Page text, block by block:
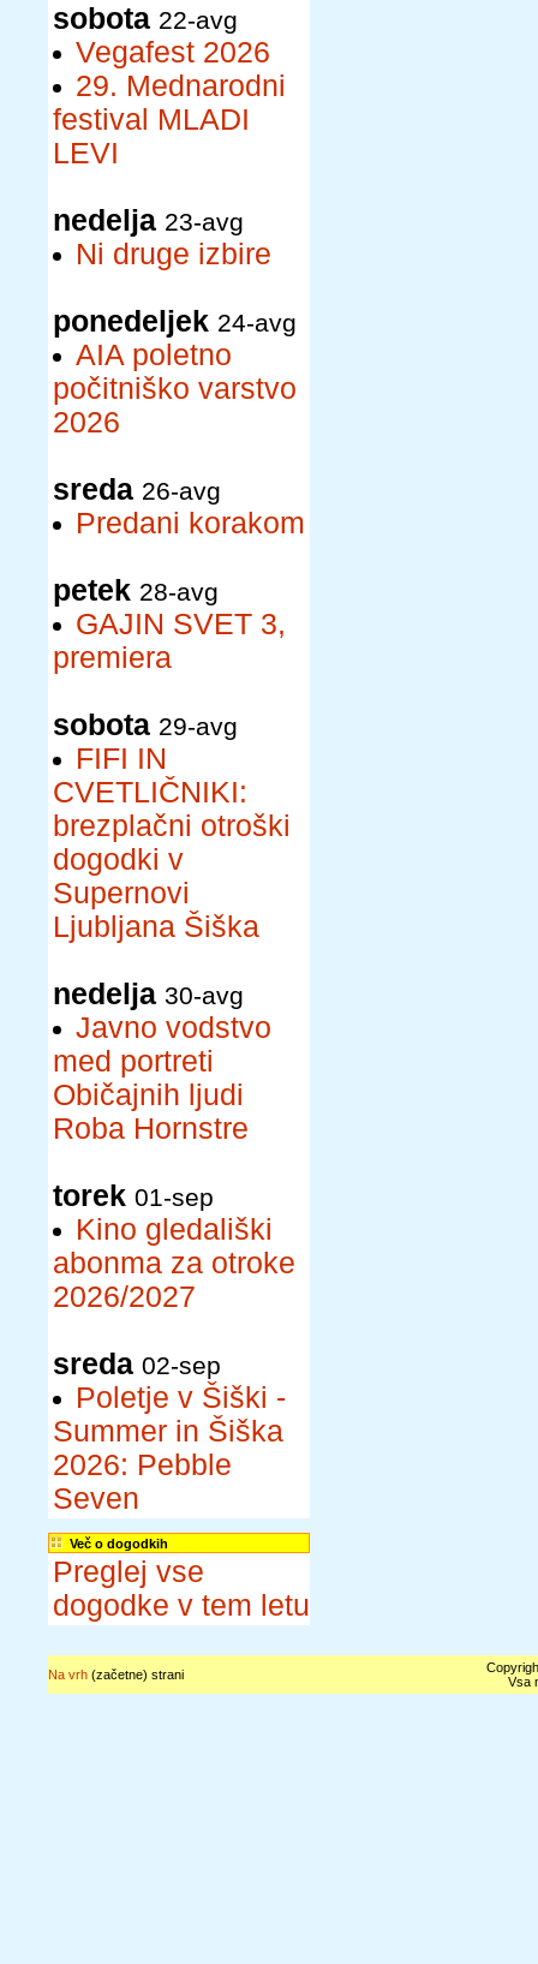
sobota 22-avg
Vegafest 2026
29. Mednarodni
festival MLADI
LEVI
nedelja 23-avg
Ni druge izbire
ponedeljek 24-avg
AIA poletno
počitniško varstvo
2026
sreda 26-avg
Predani korakom
petek 28-avg
GAJIN SVET 3,
premiera
sobota 29-avg
FIFI IN
CVETLIČNIKI:
brezplačni otroški
dogodki v
Supernovi
Ljubljana Šiška
nedelja 30-avg
Javno vodstvo
med portreti
Običajnih ljudi
Roba Hornstre
torek 01-sep
Kino gledališki
abonma za otroke
2026/2027
sreda 02-sep
Poletje v Šiški -
Summer in Šiška
2026: Pebble
Seven
Več o dogodkih
Preglej vse
dogodke v tem letu
Na vrh(začetne) strani
Vsa